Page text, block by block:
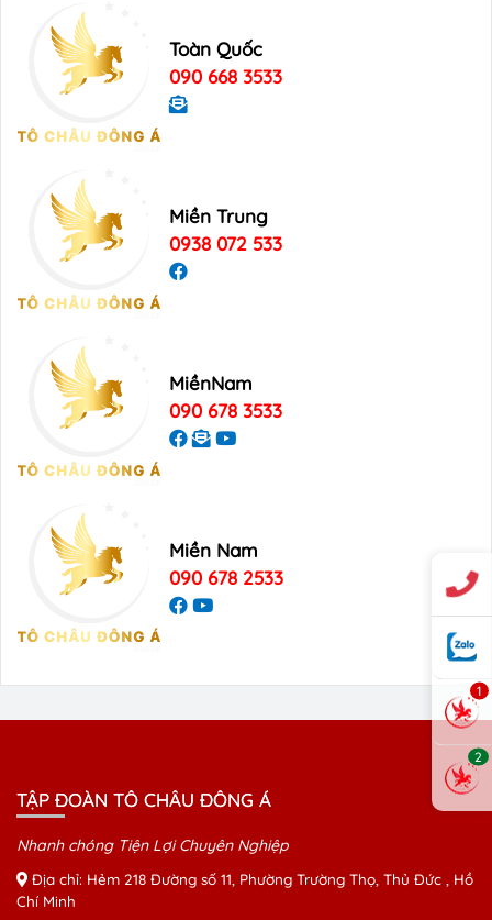
Toàn Quốc
090 668 3533
Miền Trung
0938 072 533
MiềnNam
090 678 3533
Miền Nam
090 678 2533
TẬP ĐOÀN TÔ CHÂU ĐÔNG Á
Nhanh chóng Tiện Lợi Chuyên Nghiệp
Địa chỉ: Hẻm 218 Đường số 11, Phường Trường Thọ, Thủ Đức , Hồ
Chí Minh
1
2